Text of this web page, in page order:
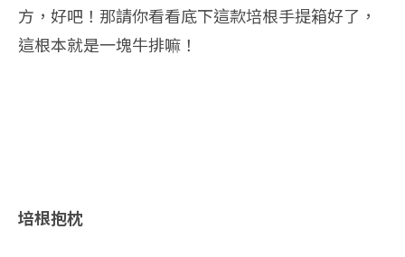
方，好吧！那請你看看底下這款培根手提箱好了，
這根本就是一塊牛排嘛！
培根抱枕